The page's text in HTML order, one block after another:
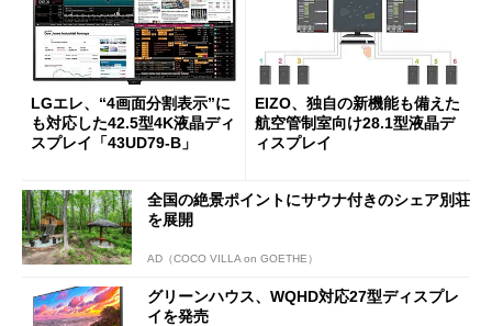
LGエレ、“4画面分割表示”に
も対応した42.5型4K液晶ディ
スプレイ「43UD79-B」
EIZO、独自の新機能も備えた
航空管制室向け28.1型液晶デ
ィスプレイ
全国の絶景ポイントにサウナ付きのシェア別荘
を展開
AD（COCO VILLA on GOETHE）
グリーンハウス、WQHD対応27型ディスプレ
イを発売